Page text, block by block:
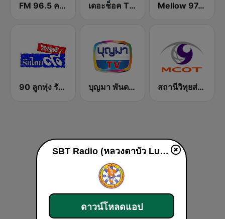
FM 96.5 คลื่นความคิด Thinking Radio เดอะช็อค The Shock 101 Mellow 97.5 FM
90 ลูกทุ่ง รักไทย บุญมา พันดวง (Boonma FM) สถานีวิทุยส่วนภูมิภาค MCOT Radio ลำปาง
SBT Radio (หลวงตาบัว Luangta Maha Bua)
ดาวน์โหลดแอป